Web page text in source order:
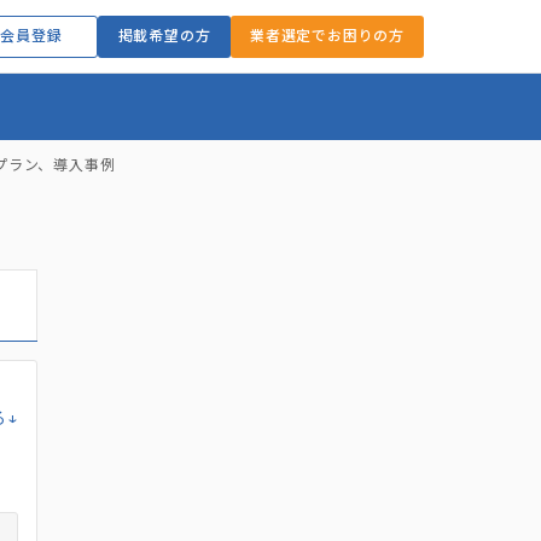
会員登録 掲載希望の方 業者選定でお困りの方
ン、導入事例
↓